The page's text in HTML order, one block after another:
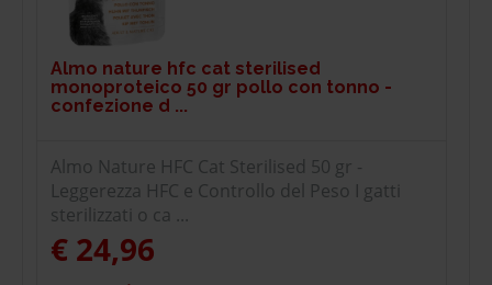
Almo nature hfc cat sterilised
monoproteico 50 gr pollo con tonno -
confezione d ...
Almo Nature HFC Cat Sterilised 50 gr -
Leggerezza HFC e Controllo del Peso I gatti
sterilizzati o ca ...
€ 24,96